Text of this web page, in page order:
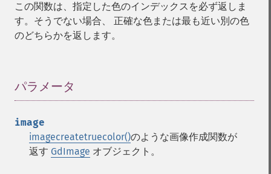
この関数は、指定した色のインデックスを必ず返しま
す。そうでない場合、 正確な色または最も近い別の色
のどちらかを返します。
パラメータ
image
imagecreatetruecolor()のような画像作成関数が
返す GdImage オブジェクト。